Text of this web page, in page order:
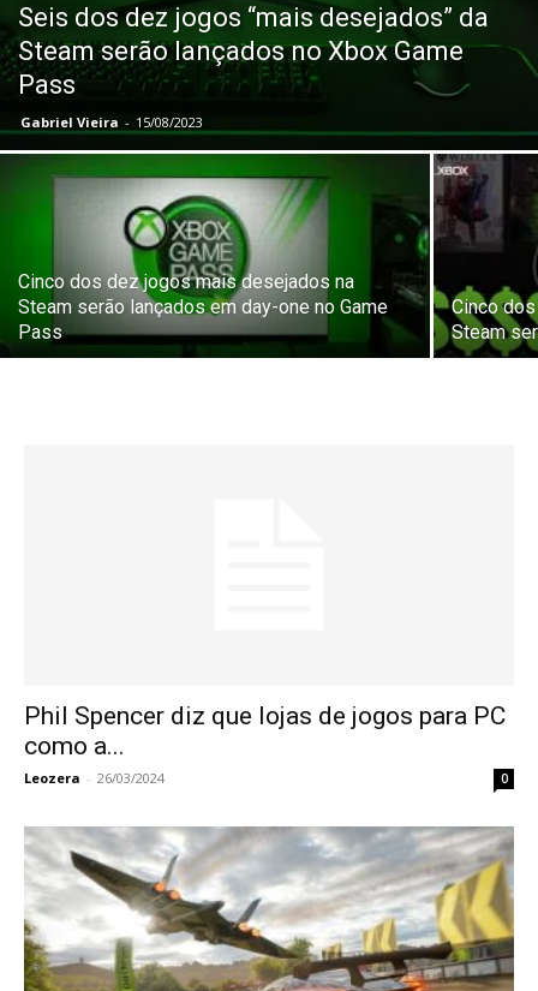
Seis dos dez jogos “mais desejados” da
Steam serão lançados no Xbox Game
Pass
Gabriel Vieira - 15/08/2023
Cinco dos dez jogos mais desejados na
Steam serão lançados em day-one no Game
Pass
Cinco
Steam
Phil Spencer diz que lojas de jogos para PC
como a...
Leozera - 26/03/2024 0